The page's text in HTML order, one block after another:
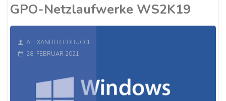
GPO-Netzlaufwerke WS2K19
ALEXANDER COBUCCI
28. FEBRUAR 2021